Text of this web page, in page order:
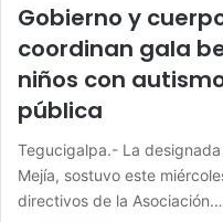
Gobierno y
coordinan gala
niños con
pública
Tegucigalpa.- La
Mejía, sostuvo este
directivos de la Asociación…